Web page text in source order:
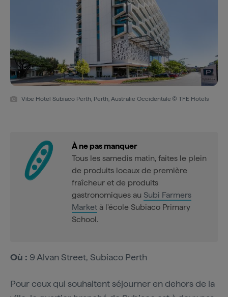
Vibe Hotel Subiaco Perth, Perth, Australie Occidentale © TFE Hotels
À ne pas manquer
Tous les samedis matin, faites le plein
de produits locaux de première
fraîcheur et de produits
gastronomiques au Subi Farmers
Market à l'école Subiaco Primary
School.
Où : 9 Alvan Street, Subiaco Perth
Pour ceux qui souhaitent séjourner en dehors de la